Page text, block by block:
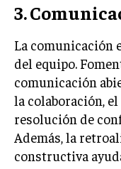
3.
La comunicación
del equipo.
comunicación
la colaboración,
resolución de
Además, la
constructiva